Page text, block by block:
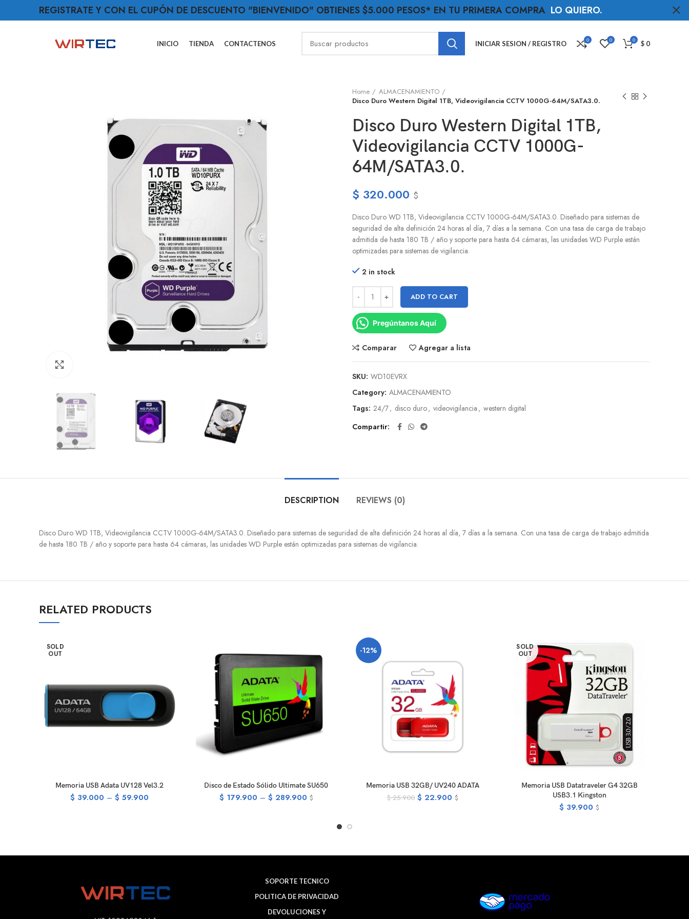
INICIO TIENDA CONTACTENOS INICIAR SESION / REGISTRO 0 0 0 $ 0
Home
ALMACENAMIENTO
Disco Duro Western Digital 1TB, Videovigilancia CCTV 1000G-64M/SATA3.0.
Disco Duro Western Digital 1TB,
Videovigilancia CCTV 1000G-
64M/SATA3.0.
$ 320.000 $
Disco Duro WD 1TB, Videovigilancia CCTV 1000G-64M/SATA3.0. Diseñado para sistemas de
seguridad de alta definición 24 horas al día, 7 días a la semana. Con una tasa de carga de trabajo
admitida de hasta 180 TB / año y soporte para hasta 64 cámaras, las unidades WD Purple están
optimizadas para sistemas de vigilancia.
2 in stock
ADD TO CART
Pregúntanos Aquí
Comparar Agregar a lista
SKU: WD10EVRX
Category: ALMACENAMIENTO
Tags: 24/7, disco duro, videovigilancia , western digital
Compartir
DESCRIPTION REVIEWS (0)
Disco Duro WD 1TB, Videovigilancia CCTV 1000G-64M/SATA3.0. Diseñado para sistemas de seguridad de alta definición 24 horas al día, 7 días a la semana. Con una tasa de carga de trabajo admitida
de hasta 180 TB / año y soporte para hasta 64 cámaras, las unidades WD Purple están optimizadas para sistemas de vigilancia.
RELATED PRODUCTS
SOLD
OUT
SELECT OPTIONS
Memoria USB Adata UV128 Vel3.2
$ 39.000 –$ 59.900
SELECT OPTIONS
Disco de Estado Sólido Ultimate SU650
$ 179.900 – $ 289.900 $
-12%
SELECT OPTIONS
Memoria USB 32GB/ UV240 ADATA
$25.900 $ 22.900 $
SOLD
OUT
READ MORE
Memoria USB Datatraveler G4 32GB
USB3.1 Kingston
$ 39.900 $
SOPORTE TECNICO
POLITICA DE PRIVACIDAD
DEVOLUCIONES Y
REGISTRATE Y CON EL CUPÓN DE DESCUENTO "BIENVENIDO" OBTIENES $5.000 PESOS* EN TU PRIMERA COMPRA LO QUIERO.